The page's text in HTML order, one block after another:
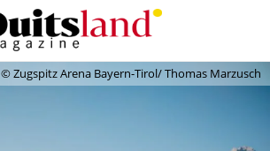
© Zugspitz Arena Bayern-Tirol/ Thomas Marzusch